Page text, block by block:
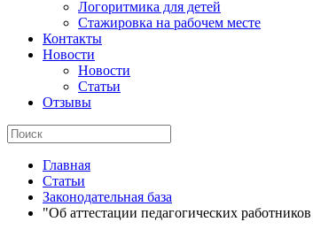
Логоритмика для детей
Стажировка на рабочем месте
Контакты
Новости
Новости
Статьи
Отзывы
Главная
Статьи
Законодательная база
"Об аттестации педагогических